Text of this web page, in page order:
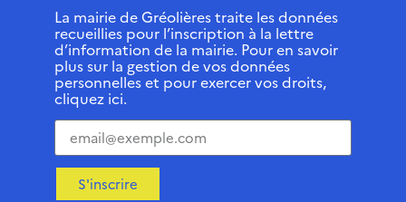
La mairie de Gréolières traite les données
recueillies pour l’inscription à la lettre
d’information de la mairie. Pour en savoir
plus sur la gestion de vos données
personnelles et pour exercer vos droits,
cliquez ici.
S'inscrire